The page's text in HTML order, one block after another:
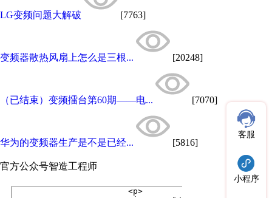
LG变频问题大解破 [7763]
变频器散热风扇上怎么是三根... [20248]
（已结束）变频擂台第60期——电... [7070]
华为的变频器生产是不是已经... [5816]
官方公众号智造工程师
客服
小程序